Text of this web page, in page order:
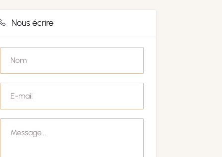
Nous écrire